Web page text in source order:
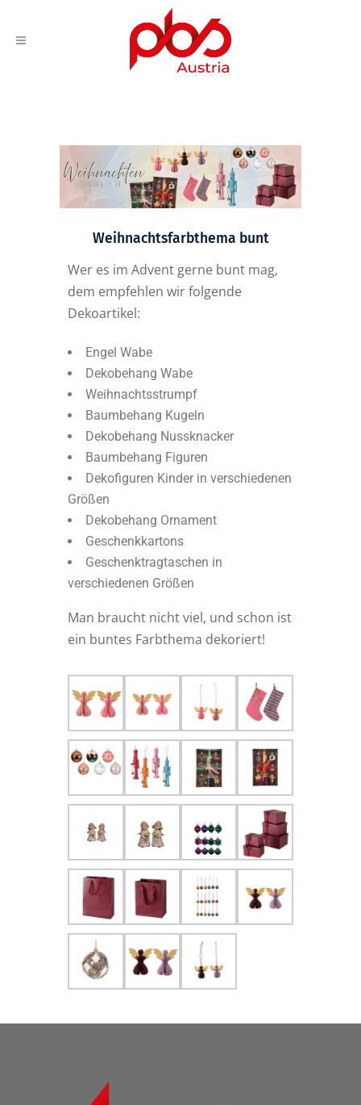
Weihnachtsfarbthema bunt
Wer es im Advent gerne bunt mag,
dem empfehlen wir folgende
Dekoartikel:
Engel Wabe
Dekobehang Wabe
Weihnachtsstrumpf
Baumbehang Kugeln
Dekobehang Nussknacker
Baumbehang Figuren
Dekofiguren Kinder in verschiedenen
Größen
Dekobehang Ornament
Geschenkkartons
Geschenktragtaschen in
verschiedenen Größen
Man braucht nicht viel, und schon ist
ein buntes Farbthema dekoriert!